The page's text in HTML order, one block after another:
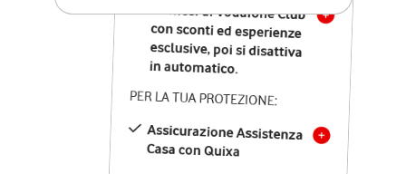
12 mesi di Vodafone Club
con sconti ed esperienze
esclusive, poi si disattiva
in automatico.
PER LA TUA PROTEZIONE:
Assicurazione Assistenza
Casa con Quixa